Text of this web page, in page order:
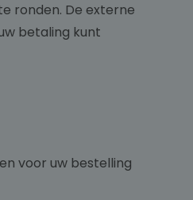
ronden. De externe
betaling kunt
voor uw bestelling